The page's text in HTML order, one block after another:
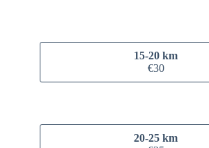
15-20 km
€30
20-25 km